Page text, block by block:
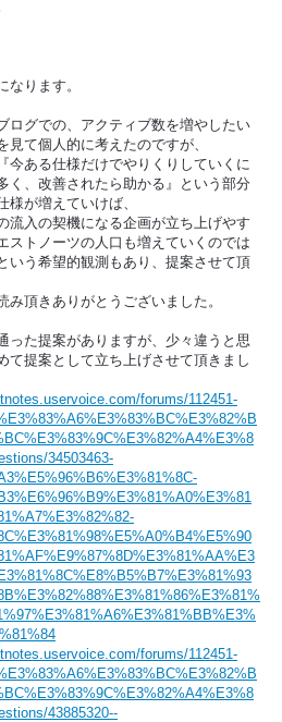
なります。
ログでの、アクティブ数を増やしたい
見て個人的に考えたのですが、
今ある仕様だけでやりくりしていくに
く、改善されたら助かる』という部分
様が増えていけば、
流入の契機になる企画が立ち上げやす
ストノーツの人口も増えていくのでは
う希望的観測もあり、提案させて頂
み頂きありがとうございました。
った提案がありますが、少々違うと思
て提案として立ち上げさせて頂きまし
forums/112451-
34503463-
forums/112451-
43885320--